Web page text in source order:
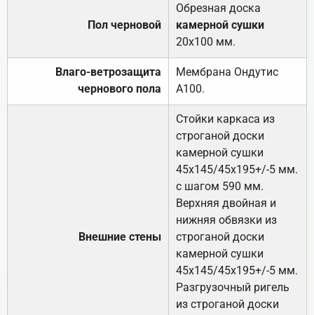
Пол черновой
Обрезная доска
камерной сушки
20х100 мм.
Влаго-ветрозащита
чернового пола
Мембрана Ондутис
А100.
Внешние стены
Стойки каркаса из
строганой доски
камерной сушки
45х145/45х195+/-5 мм.
с шагом 590 мм.
Верхняя двойная и
нижняя обвязки из
строганой доски
камерной сушки
45х145/45х195+/-5 мм.
Разгрузочный ригель
из строганой доски